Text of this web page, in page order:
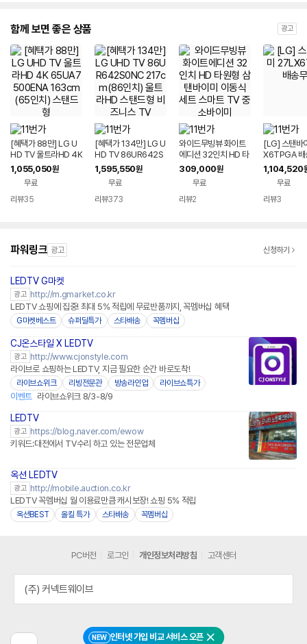
함께 보면 좋은 상품 광고
[혜택가 88만] LG U
HD TV 울트라HD 4K
65UA7500ENA 16
3cm(65인치) 스탠드
1,055,050원
무료
리뷰35
[혜택가 134만] LG U
HD TV 86UR642S
0NC 217cm(86인
치) 울트라HD 스탠드
형 비즈니스 TV
1,595,550원
무료
리뷰373
와이드무빙뷰 화이트
에디션 32인치 HD 타
원형 삼탠바이미 이동
식 세트 스마트 TV 중
소바이미
309,000원
무료
리뷰2
[LG] 스탠바
X6TPGA 배
1,104,520
무료
리뷰3
파워링크 광고 신청하기
LEDTV G마켓
광고 http://m.gmarket.co.kr
LEDTV 쇼핑에 집중! 최대 5% 적립에 무료반품까지, 꼭멤버십 혜택
G마켓베스트 슈퍼딜특가 스타배송 꼭멤버십
CJ온스타일 X LEDTV
광고 http://www.cjonstyle.com
라이브로 쇼핑하는 LEDTV, 지금 필요한 순간 바로도착!
라이브쇼위크 리빙전문관 방송라인업 라이브쇼특가
이벤트 라이브쇼위크 8/3-8/9
LEDTV
광고 https://blog.naver.com/ewow
키워드:대전에서 TV수리 하고 있는 전문업체
옥션 LEDTV
광고 http://mobile.auction.co.kr
LEDTV 꼭멤버십 월 이용료만큼 캐시보장! 쇼핑 5% 적립
옥션BEST 올킬 특가 스타배송 꼭멤버십
NEW 인터넷 가입 비교 서비스 오픈
PC버전 로그인 개인정보처리방침 고객센터
(주) 커넥트웨이브